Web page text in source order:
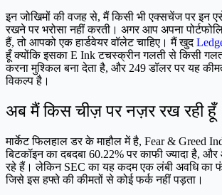
इन जोखिमों की वजह से, मैं किसी भी एक्सचेंज पर
रखने पर भरोसा नहीं करती। अगर आप अपना
हैं, तो आपको एक हार्डवेयर वॉलेट चाहिए। मैं खुद
हूँ क्योंकि इसका E Ink टचस्क्रीन गलती से किसी
करना मुश्किल बना देता है, और 249 डॉलर पर यह
विकल्प है।
अब मैं किस चीज़ पर नज़र रख रही हूँ
मार्केट फिलहाल डर के माहौल में है, Fear & Greed
बिटकॉइन का दबदबा 60.22% पर काफी ज्यादा है,
रहे हैं। लेकिन SEC का यह कदम एक लंबी अवधि का
जिसे इस हफ्ते की कीमतों से कोई फर्क नहीं पड़ता।